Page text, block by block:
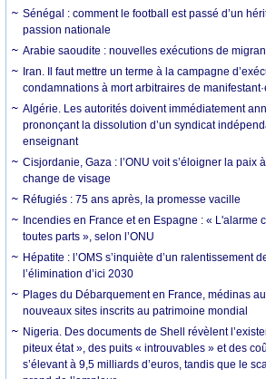
Sénégal : comment le football est passé d’un
passion nationale
Arabie saoudite : nouvelles exécutions de
Iran. Il faut mettre un terme à la campagne
condamnations à mort arbitraires de
Algérie. Les autorités doivent immédiatement
prononçant la dissolution d’un syndicat
enseignant
Cisjordanie, Gaza : l’ONU voit s’éloigner la paix
change de visage
Réfugiés : 75 ans après, la promesse vacille
Incendies en France et en Espagne : « L'alarme
toutes parts », selon l’ONU
Hépatite : l’OMS s’inquiète d’un ralentissement
l’élimination d’ici 2030
Plages du Débarquement en France, médinas
nouveaux sites inscrits au patrimoine mondial
Nigeria. Des documents de Shell révèlent
piteux état », des puits « introuvables » et des
s’élevant à 9,5 milliards d’euros, tandis que le